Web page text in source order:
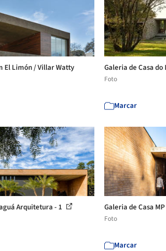
El Limón / Villar Watty
Galeria de Casa
Foto
Marcar
Arquitetura - 1 Galeria de Casa
Foto
Marcar